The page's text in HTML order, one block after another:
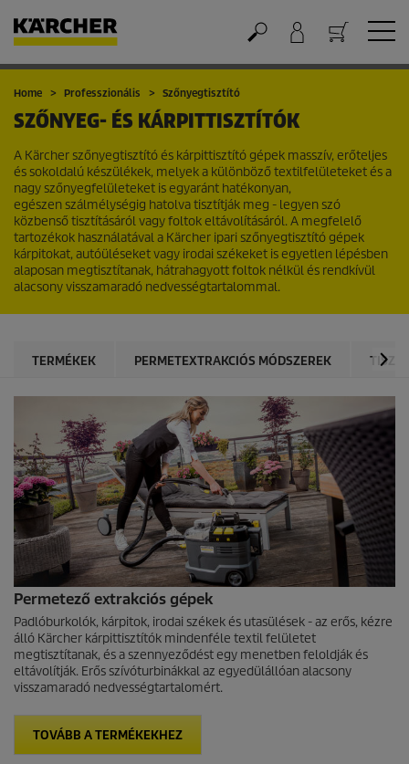
Kosár
Home Professzionális Szőnyegtisztító
SZŐNYEG- ÉS KÁRPITTISZTÍTÓK
A Kärcher szőnyegtisztító és kárpittisztító gépek masszív, erőteljes
és sokoldalú készülékek, melyek a különböző textilfelületeket és a
nagy szőnyegfelületeket is egyaránt hatékonyan,
egészen szálmélységig hatolva tisztítják meg - legyen szó
közbenső tisztításáról vagy foltok eltávolításáról. A megfelelő
tartozékok használatával a Kärcher ipari szőnyegtisztító gépek
kárpitokat, autóüléseket vagy irodai székeket is egyetlen lépésben
alaposan megtisztítanak, hátrahagyott foltok nélkül és rendkívül
alacsony visszamaradó nedvességtartalommal.
TERMÉKEK PERMETEXTRAKCIÓS MÓDSZEREK
Permetező extrakciós gépek
Padlóburkolók, kárpitok, irodai székek és utasülések - az erős, kézre
álló Kärcher kárpittisztítók mindenféle textil felületet
megtisztítanak, és a szennyeződést egy menetben feloldják és
eltávolítják. Erős szívóturbinákkal az egyedülállóan alacsony
visszamaradó nedvességtartalomért.
TOVÁBB A TERMÉKEKHEZ